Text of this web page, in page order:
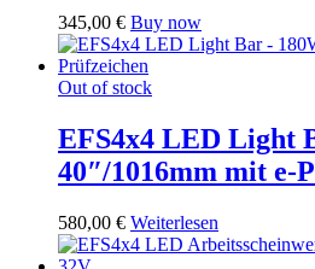
345,00 € Buy now
Out of stock
EFS4x4 LED Light
40″/1016mm mit e-
580,00 € Weiterlesen